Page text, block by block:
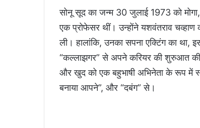
सोनू सूद का जन्म 30 जुलाई 1973 को
एक प्रोफेसर थीं। उन्होंने यशवंतराव चव्हाण
ली। हालांकि, उनका सपना एक्टिंग का था,
“कल्लाझगर” से अपने करियर की शुरुआत
और खुद को एक बहुभाषी अभिनेता के रूप में
बनाया आपने”, और “दबंग” से।